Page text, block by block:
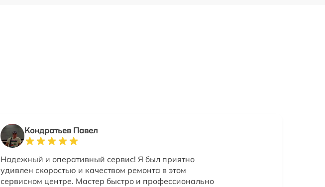
Кондратьев Павел
Надежный и оперативный сервис! Я был приятно
удивлен скоростью и качеством ремонта в этом
сервисном центре. Мастер быстро и профессионально